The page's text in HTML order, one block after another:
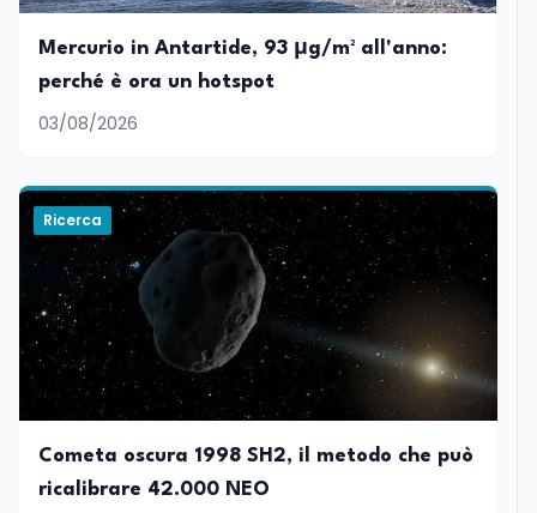
Mercurio in Antartide, 93 μg/m² all'anno:
perché è ora un hotspot
03/08/2026
Ricerca
Cometa oscura 1998 SH2, il metodo che può
ricalibrare 42.000 NEO